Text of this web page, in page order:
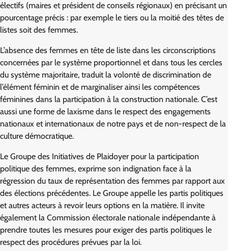
électifs (maires et président de conseils régionaux) en précisant un
pourcentage précis : par exemple le tiers ou la moitié des têtes de
listes soit des femmes.
L’absence des femmes en tête de liste dans les circonscriptions
concernées par le système proportionnel et dans tous les cercles
du système majoritaire, traduit la volonté de discrimination de
l’élément féminin et de marginaliser ainsi les compétences
féminines dans la participation à la construction nationale. C’est
aussi une forme de laxisme dans le respect des engagements
nationaux et internationaux de notre pays et de non-respect de la
culture démocratique.
Le Groupe des Initiatives de Plaidoyer pour la participation
politique des femmes, exprime son indignation face à la
régression du taux de représentation des femmes par rapport aux
des élections précédentes. Le Groupe appelle les partis politiques
et autres acteurs à revoir leurs options en la matière. Il invite
également la Commission électorale nationale indépendante à
prendre toutes les mesures pour exiger des partis politiques le
respect des procédures prévues par la loi.